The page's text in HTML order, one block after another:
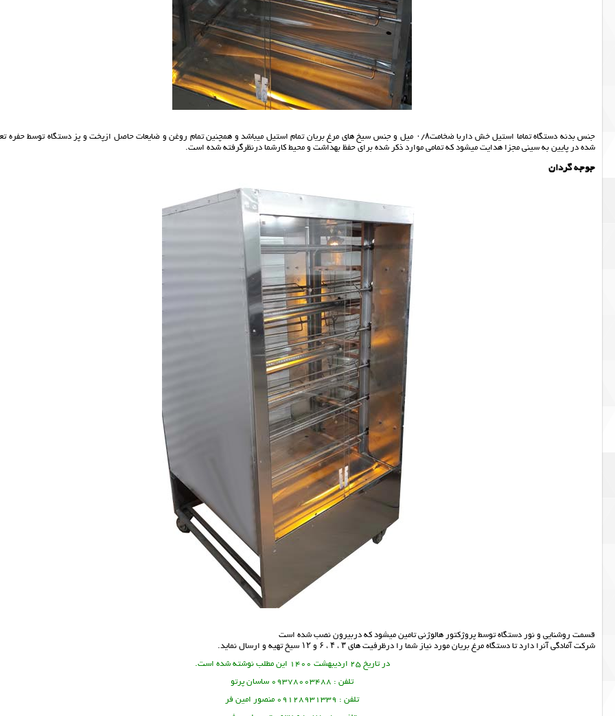
جنس بدنه دستگاه تماما استیل خش داربا ضخامت۰/۸ میل و جنس سیخ های مرغ بریان تمام استیل میباشد و همچنین تمام روغن و ضایعات حاصل ازپخت و پز دستگاه توسط حفره
شده در پایین به سینی مجزا هدایت میشود که تمامی موارد ذکر شده برای حفظ بهداشت و محیط کارشما درنظرگرفته شده است.
جوجه گردان
قسمت روشنایی و نور دستگاه توسط پروژکتور هالوژنی تامین میشود که دربیرون نصب شده است
شرکت آمادگی آنرا دارد تا دستگاه مرغ بریان مورد نیاز شما را درظرفیت های ۳ ، ۴ ، ۶ و ۱۲ سیخ تهیه و ارسال نماید.
در تاریخ 25 اردیبهشت 1400 این مطلب نوشته شده است.
تلفن : 09378003488 ساسان پرتو
تلفن : 09128931339 منصور امین فر